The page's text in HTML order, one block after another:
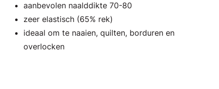
aanbevolen naalddikte 70-80
zeer elastisch (65% rek)
ideaal om te naaien, quilten, borduren en
overlocken